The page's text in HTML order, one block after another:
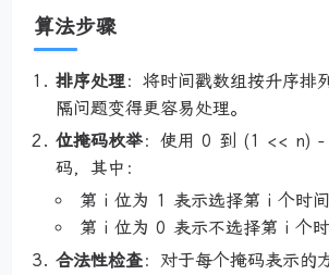
算法步骤
排序处理 ：将时间戳数组按升序排
隔问题变得更容易处理。
位掩码枚举：使用 0 到 (1 << n) -
码，其中：
第 i 位为 1 表示选择第 i 个时
第 i 位为 0 表示不选择第 i 个
合法性检查：对于每个掩码表示的